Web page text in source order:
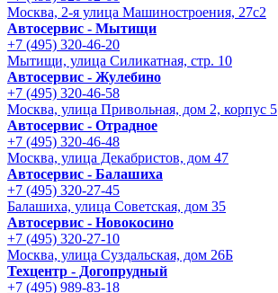
Москва, 2-я улица Машиностроения, 27с2
Автосервис - Мытищи
+7 (495) 320-46-20
Мытищи, улица Силикатная, стр. 10
Автосервис - Жулебино
+7 (495) 320-46-58
Москва, улица Привольная, дом 2, корпус 5
Автосервис - Отрадное
+7 (495) 320-46-48
Москва, улица Декабристов, дом 47
Автосервис - Балашиха
+7 (495) 320-27-45
Балашиха, улица Советская, дом 35
Автосервис - Новокосино
+7 (495) 320-27-10
Москва, улица Суздальская, дом 26Б
Техцентр - Догопрудный
+7 (495) 989-83-18